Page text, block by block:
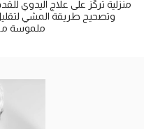
منزلية تركّز على علاج اليدوي
وتصحيح طريقة المشي
ملموسة